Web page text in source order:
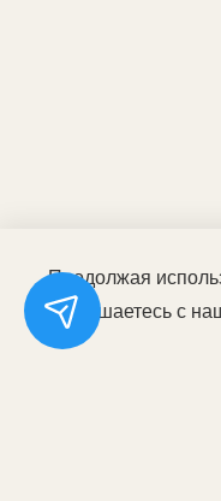
Продолжая
соглашаетесь с